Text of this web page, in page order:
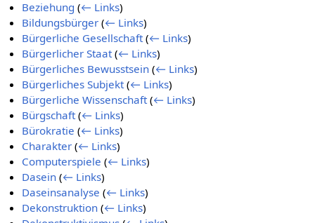
Beziehung (← Links)
Bildungsbürger (← Links)
Bürgerliche Gesellschaft (← Links)
Bürgerlicher Staat (← Links)
Bürgerliches Bewusstsein (← Links)
Bürgerliches Subjekt (← Links)
Bürgerliche Wissenschaft (← Links)
Bürgschaft (← Links)
Bürokratie (← Links)
Charakter (← Links)
Computerspiele (← Links)
Dasein (← Links)
Daseinsanalyse (← Links)
Dekonstruktion (← Links)